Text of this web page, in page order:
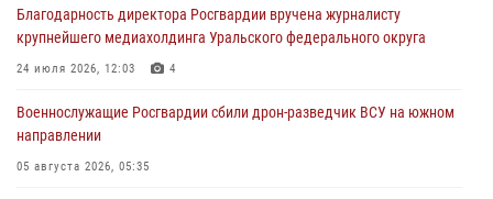
Память военнослужащих, погибших в разные годы при исполнении
воинского долга, почтили в кинологическом центре Уральского
06 августа 2026, 12:38 6
Росгвардейцы в Тюменской области знакомят детей со своей
Благодарность директора Росгвардии вручена журналисту
крупнейшего медиахолдинга Уральского федерального округа
24 июля 2026, 12:03 4
Военнослужащие Росгвардии сбили дрон-разведчик ВСУ на южном
направлении
05 августа 2026, 05:35